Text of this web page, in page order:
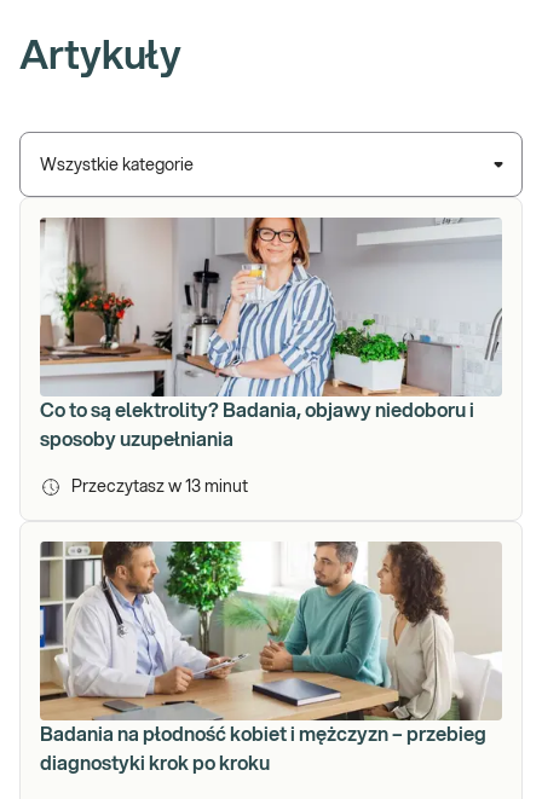
Artykuły
Wszystkie kategorie
Co to są elektrolity? Badania, objawy niedoboru i
sposoby uzupełniania
Przeczytasz w 13 minut
Badania na płodność kobiet i mężczyzn – przebieg
diagnostyki krok po kroku